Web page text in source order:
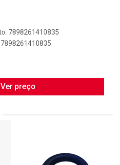
7898261410835
Ver preço